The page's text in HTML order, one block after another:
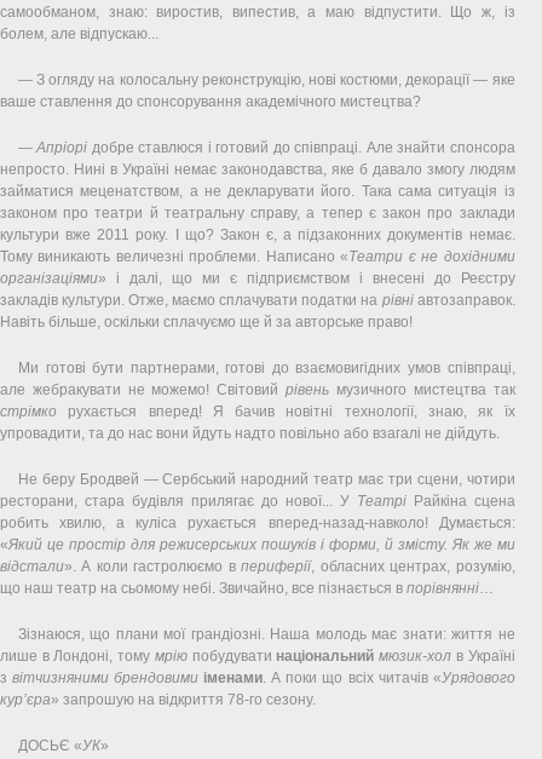
самообманом, знаю: виростив, випестив, а маю відпустити. Що ж, із
болем, але відпускаю...
— З огляду на колосальну реконструкцію, нові костюми, декорації — яке
ваше ставлення до спонсорування академічного мистецтва?
—Апріорі добре ставлюся і готовий до співпраці. Але знайти спонсора
непросто. Нині в Україні немає законодавства, яке б давало змогу людям
займатися меценатством, а не декларувати його. Така сама ситуація із
законом про театри й театральну справу, а тепер є закон про заклади
культури вже 2011 року. І що? Закон є, а підзаконних документів немає.
Тому виникають величезні проблеми. Написано «Театри є не дохідними
організаціями» і далі, що ми є підприємством і внесені до Реєстру
закладів культури. Отже, маємо сплачувати податки на рівніавтозаправок.
Навіть більше, оскільки сплачуємо ще й за авторське право!
Ми готові бути партнерами, готові до взаємовигідних умов співпраці,
але жебракувати не можемо! Світовийрівень музичного мистецтва так
стрімко рухається вперед! Я бачив новітні технології, знаю, як їх
упровадити, та до нас вони йдуть надто повільно або взагалі не дійдуть.
Не беру Бродвей — Сербський народний театр має три сцени, чотири
ресторани, стара будівля прилягає до нової... У ТеатріРайкіна сцена
робить хвилю, а куліса рухається вперед-назад-навколо! Думається:
«Який це простір для режисерських пошуків і форми, й змісту. Як же ми
відстали». А коли гастролюємо впериферії, обласних центрах, розумію,
що наш театр на сьомому небі. Звичайно, все пізнається в порівнянні…
Зізнаюся, що плани мої грандіозні. Наша молодь має знати: життя не
лише в Лондоні, тому мріюпобудувати національний мюзик-хол в Україні
звітчизняними брендовими іменами. А поки що всіх читачів «Урядового
кур’єра» запрошую на відкриття 78-го сезону.
ДОСЬЄ «УК»